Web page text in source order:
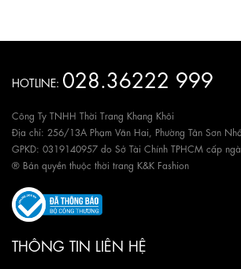
HOTLINE: 028.36222 999
Công Ty TNHH Thời Trang Khang Khôi
Địa chỉ: 256/13A Phạm Văn Hai, Phường Tân Sơn
GPKD: 0319140957 do Sở Tài Chính TPHCM cấp
® Bản quyền thuộc thời trang K&K Fashion
THÔNG TIN LIÊN HỆ